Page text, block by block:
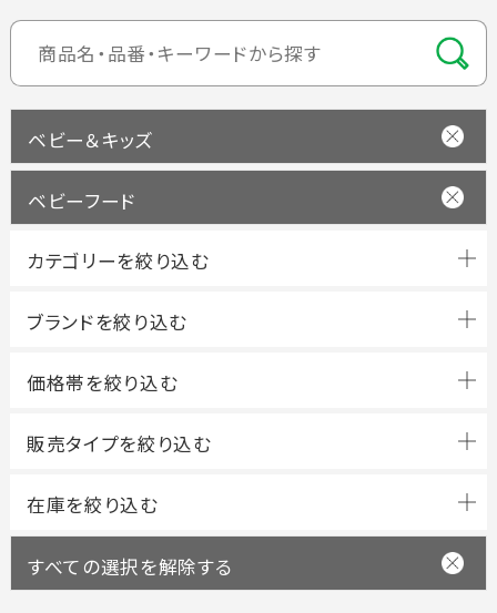
ベビー＆キッズ
ベビーフード
ブランドを絞り込む
すべての選択を解除する